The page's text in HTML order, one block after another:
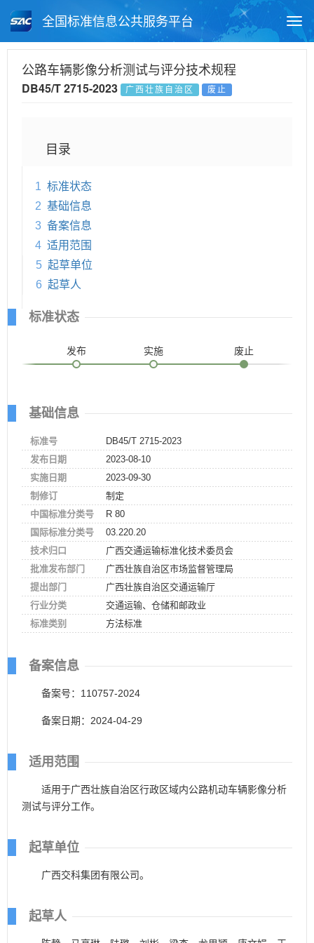
全国标准信息公共服务平台
月报查询 标准公告查询
公路车辆影像分析测试与评分技术规程
DB45/T 2715-2023 广西壮族自治区 废止
目录
1 标准状态
2 基础信息
3 备案信息
4 适用范围
5 起草单位
6 起草人
标准状态
发布 实施 废止
基础信息
标准号
DB45/T 2715-2023
发布日期
2023-08-10
实施日期
2023-09-30
制修订
制定
中国标准分类号
R 80
国际标准分类号
03.220.20
技术归口
广西交通运输标准化技术委员会
批准发布部门
广西壮族自治区市场监督管理局
提出部门
广西壮族自治区交通运输厅
行业分类
交通运输、仓储和邮政业
标准类别
方法标准
备案信息
备案号：110757-2024
备案日期：2024-04-29
适用范围
适用于广西壮族自治区行政区域内公路机动车辆影像分析
测试与评分工作。
起草单位
广西交科集团有限公司。
起草人